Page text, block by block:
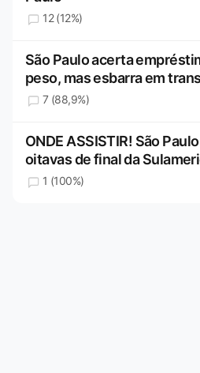
12 (12%)
São Paulo acerta
peso, mas esbarra em
7 (88,9%)
ONDE ASSISTIR! São
oitavas de final da
1 (100%)